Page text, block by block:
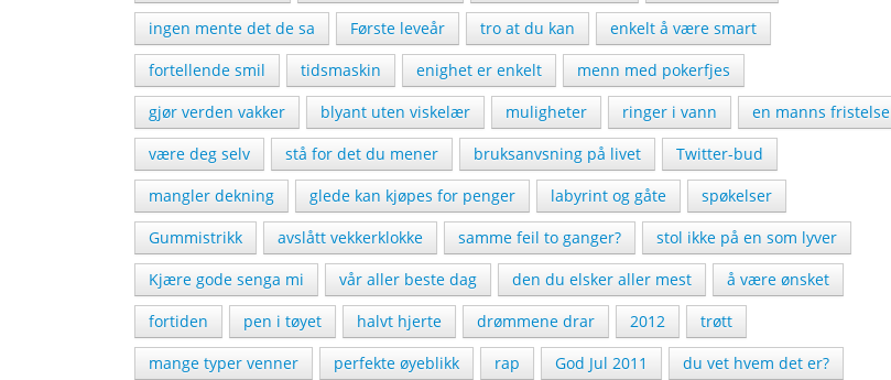
ingen mente det de sa
Første leveår tro at du kan
enkelt å være smart
fortellende smil
tidsmaskin enighet er enkelt
menn med pokerfjes
gjør verden vakker
blyant uten viskelær muligheter ringer i vann
en manns fristelse
være deg selv
stå for det du mener bruksanvsning på livet
Twitter-bud
mangler dekning
glede kan kjøpes for penger labyrint og gåte
spøkelser
Gummistrikk
avslått vekkerklokke samme feil to ganger?
stol ikke på en som lyver
Kjære gode senga mi
vår aller beste dag den du elsker aller mest
å være ønsket
fortiden
pen i tøyet halvt hjerte drømmene drar 2012
trøtt
mange typer venner
perfekte øyeblikk rap God Jul 2011
du vet hvem det er?